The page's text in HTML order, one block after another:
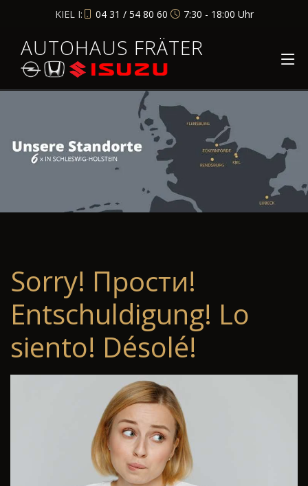
KIEL I: 04 31 / 54 80 60 7:30 - 18:00 Uhr
AUTOHAUS FRÄTER
Sorry! Прости!
Entschuldigung! Lo
siento! Désolé!